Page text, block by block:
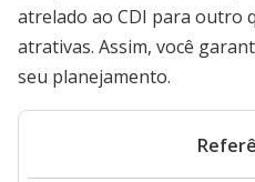
atrelado ao CDI para outro
atrativas. Assim, você
seu planejamento.